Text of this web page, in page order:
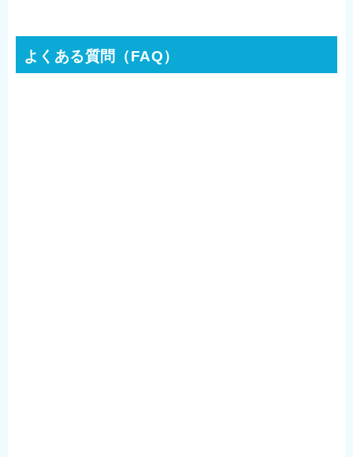
よくある質問（FAQ）